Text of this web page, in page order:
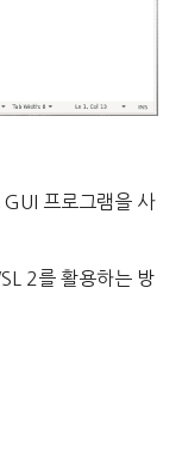
프로그램을 사
2를 활용하는 방